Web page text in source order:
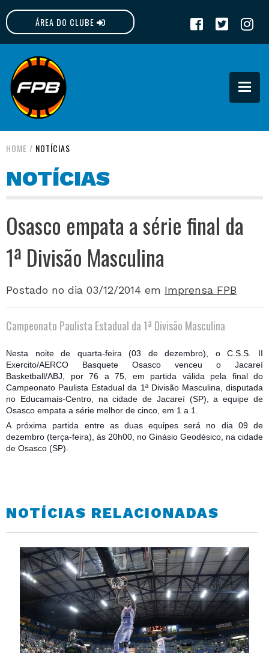
ÁREA DO CLUBE
FPB
HOME / NOTÍCIAS
NOTÍCIAS
Osasco empata a série final da
1ª Divisão Masculina
Postado no dia 03/12/2014 em Imprensa FPB
Campeonato Paulista Estadual da 1ª Divisão Masculina
Nesta noite de quarta-feira (03 de dezembro), o C.S.S. II
Exercito/AERCO Basquete Osasco venceu o Jacareí
Basketball/ABJ, por 76 a 75, em partida válida pela final do
Campeonato Paulista Estadual da 1ª Divisão Masculina, disputada
no Educamais-Centro, na cidade de Jacareí (SP), a equipe de
Osasco empata a série melhor de cinco, em 1 a 1.
A próxima partida entre as duas equipes será no dia 09 de
dezembro (terça-feira), ás 20h00, no Ginásio Geodésico, na cidade
de Osasco (SP).
NOTÍCIAS RELACIONADAS